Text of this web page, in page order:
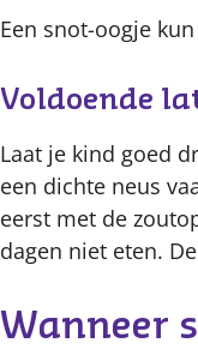
Een snot-oogje
Voldoende
Laat je kind goed
een dichte neus
eerst met de
dagen niet eten.
Wanneer